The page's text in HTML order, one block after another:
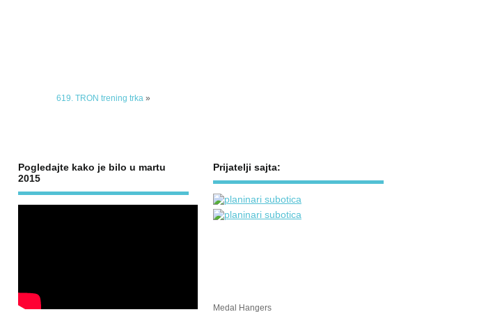
619. TRON trening trka»
Pogledajte kako je bilo u martu
2015
Prijatelji sajta:
Medal Hangers